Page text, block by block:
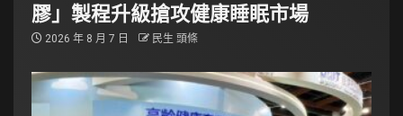
膠」製程升級搶攻健康睡眠市場
2026 年 8 月 7 日 民生 頭條